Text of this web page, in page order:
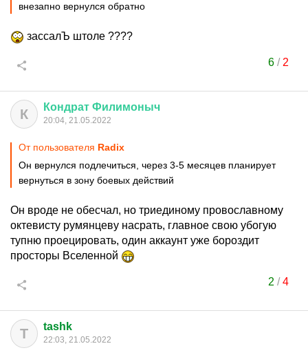
внезапно вернулся обратно
зассалЪ штоле ????
6/ 2
К Кондрат Филимоныч
20:04, 21.05.2022
От пользователя Rаdix
Он вернулся подлечиться, через 3-5 месяцев планирует
вернуться в зону боевых действий
Он вроде не обесчал, но триединому провославному
октевисту румянцеву насрать, главное свою убогую
тупню проецировать, один аккаунт уже бороздит
просторы Вселенной
2 /4
T tashk
22:03, 21.05.2022